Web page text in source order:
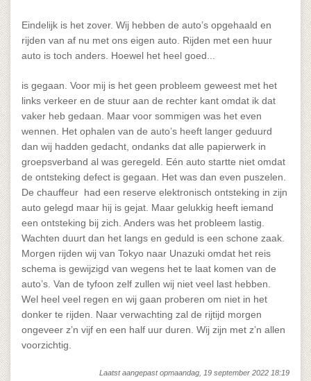
Eindelijk is het zover. Wij hebben de auto’s opgehaald en
rijden van af nu met ons eigen auto. Rijden met een huur
auto is toch anders. Hoewel het heel goed...
is gegaan. Voor mij is het geen probleem geweest met het
links verkeer en de stuur aan de rechter kant omdat ik dat
vaker heb gedaan. Maar voor sommigen was het even
wennen. Het ophalen van de auto’s heeft langer geduurd
dan wij hadden gedacht, ondanks dat alle papierwerk in
groepsverband al was geregeld. Eén auto startte niet omdat
de ontsteking defect is gegaan. Het was dan even puszelen.
De chauffeur had een reserve elektronisch ontsteking in zijn
auto gelegd maar hij is gejat. Maar gelukkig heeft iemand
een ontsteking bij zich. Anders was het probleem lastig.
Wachten duurt dan het langs en geduld is een schone zaak.
Morgen rijden wij van Tokyo naar Unazuki omdat het reis
schema is gewijzigd van wegens het te laat komen van de
auto’s. Van de tyfoon zelf zullen wij niet veel last hebben.
Wel heel veel regen en wij gaan proberen om niet in het
donker te rijden. Naar verwachting zal de rijtijd morgen
ongeveer z’n vijf en een half uur duren. Wij zijn met z’n allen
voorzichtig.
Laatst aangepast opmaandag, 19 september 2022 18:19